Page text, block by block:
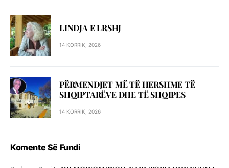
LINDJA E LRSHJ
14 KORRIK, 2026
PËRMENDJET MË TË HERSHME TË
SHQIPTARËVE DHE TË SHQIPES
14 KORRIK, 2026
Komente Së Fundi